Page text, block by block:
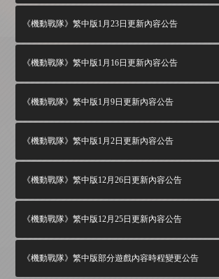
《機動戰隊》繁中版1月23日更新內容公告
《機動戰隊》繁中版1月16日更新內容公告
《機動戰隊》繁中版1月9日更新內容公告
《機動戰隊》繁中版1月2日更新內容公告
《機動戰隊》繁中版12月26日更新內容公告
《機動戰隊》繁中版12月25日更新內容公告
《機動戰隊》繁中版部分遊戲內容時程變更公告